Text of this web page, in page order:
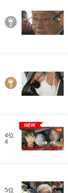
4位
4
NEW
5位